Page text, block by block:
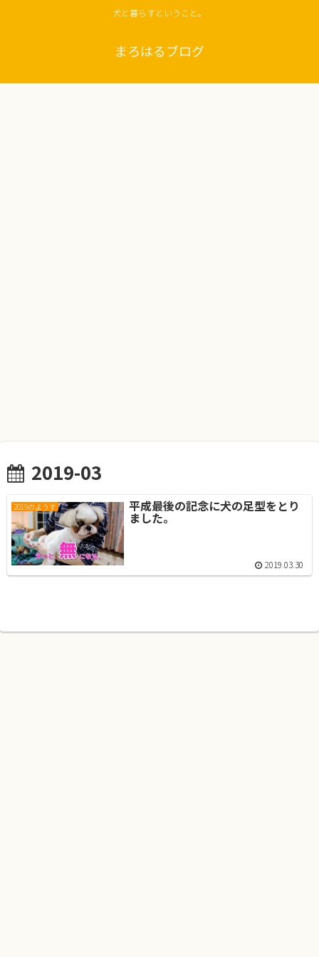
犬と暮らすということ。
まろはるブログ
2019-03
2019のようす 平成最後の記念に犬の足型をとり
ました。
2019.03.30